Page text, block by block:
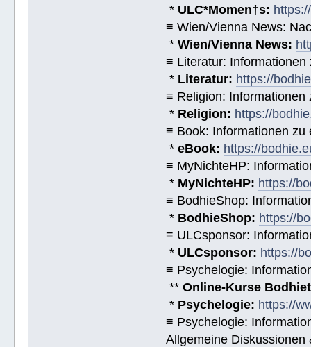
* ULC*Momen†s:
≡ Wien/Vienna News:
*Wien/Vienna News:
≡ Literatur:
* Literatur: https://
≡ Religion: Informationen
* Religion: https://
≡ Book: Informationen zu
*eBook: https://
≡ MyNichteHP:
* MyNichteHP: https://
≡ BodhieShop:
* BodhieShop: https://
≡ ULCsponsor:
* ULCsponsor: https://
≡ Psychelogie:
**Online-Kurse
* Psychelogie: https://
≡ Psychelogie:
Allgemeine